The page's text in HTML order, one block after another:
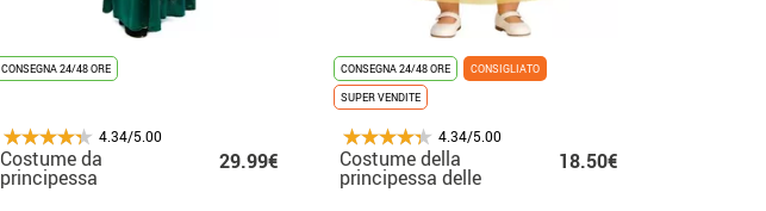
CONSEGNA 24/48 ORE
4.34/5.00
Costume da
principessa
medievale verde
29.99€
CONSEGNA 24/48 ORE
CONSIGLIATO
SUPER VENDITE
4.34/5.00
Costume della
principessa delle
nevi bambino
18.50€